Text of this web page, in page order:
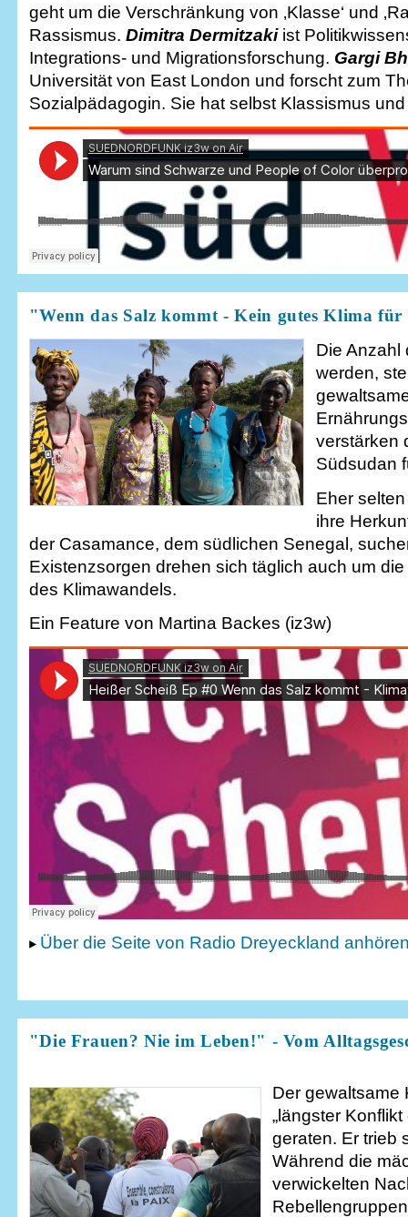
geht um die Verschränkung von ‚Klasse‘ und
Rassismus. Dimitra Dermitzakiist
Integrations- und Migrationsforschung. Gargi
Universität von East London und forscht zum
Sozialpädagogin. Sie hat selbst Klassismus
"Wenn das Salz kommt - Kein gutes Klima
Die Anzahl
werden,
verstärken
Südsudan
Eher
ihre
der Casamance, dem südlichen Senegal,
Existenzsorgen drehen sich täglich auch um
des Klimawandels.
Ein Feature von Martina Backes (iz3w)
Über die Seite von Radio Dreyeckland
"Die Frauen? Nie im Leben!" - Vom
Der gewaltsame
„längster
geraten. Er trieb
Während die
verwickelten